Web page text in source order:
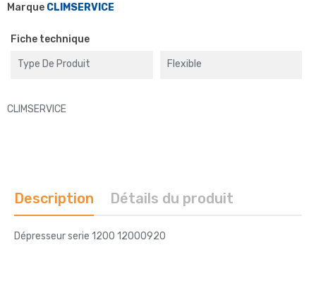
Marque CLIMSERVICE
Fiche technique
Type De Produit Flexible
CLIMSERVICE
Description Détails du produit
Dépresseur serie 1200 12000920